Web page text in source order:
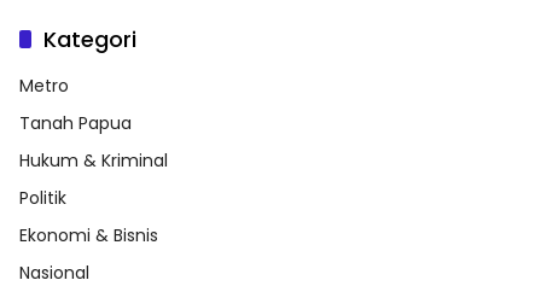
Kategori
Metro
Tanah Papua
Hukum & Kriminal
Politik
Ekonomi & Bisnis
Nasional